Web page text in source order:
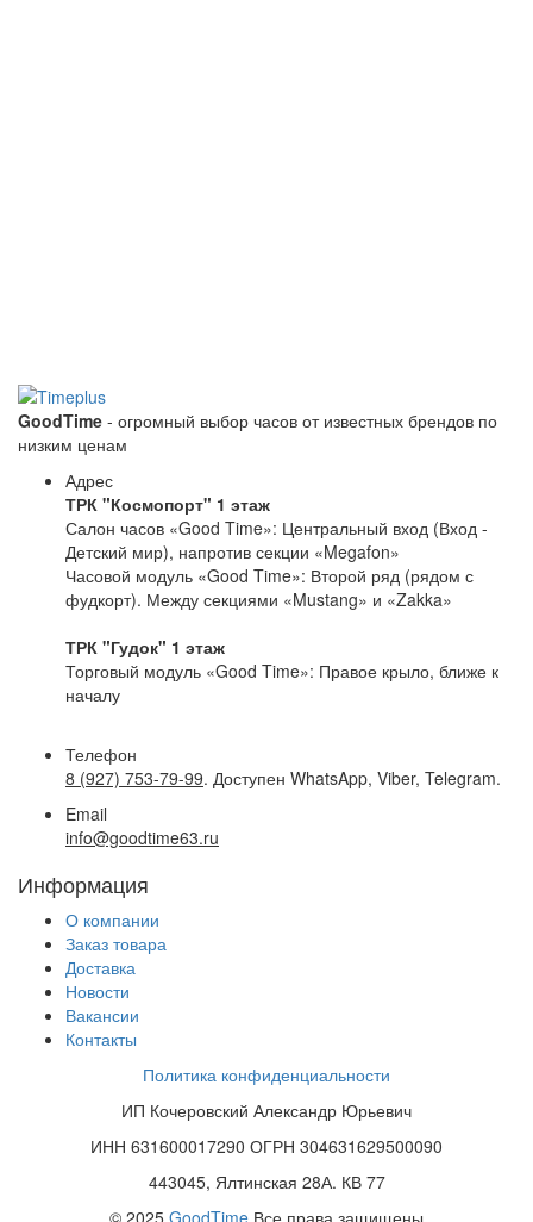
GoodTime - огромный выбор часов от известных брендов по
низким ценам
Адрес
ТРК "Космопорт" 1 этаж
Салон часов «Good Time»: Центральный вход (Вход -
Детский мир), напротив секции «Megafon»
Часовой модуль «Good Time»: Второй ряд (рядом с
фудкорт). Между секциями «Mustang» и «Zakka»
ТРК "Гудок" 1 этаж
Торговый модуль «Good Time»: Правое крыло, ближе к
началу
Телефон
8 (927) 753-79-99. Доступен WhatsApp, Viber, Telegram.
Email
info@goodtime63.ru
Информация
О компании
Заказ товара
Доставка
Новости
Вакансии
Контакты
Политика конфиденциальности
ИП Кочеровский Александр Юрьевич
ИНН 631600017290 ОГРН 304631629500090
443045, Ялтинская 28А. КВ 77
© 2025 GoodTime Все права защищены